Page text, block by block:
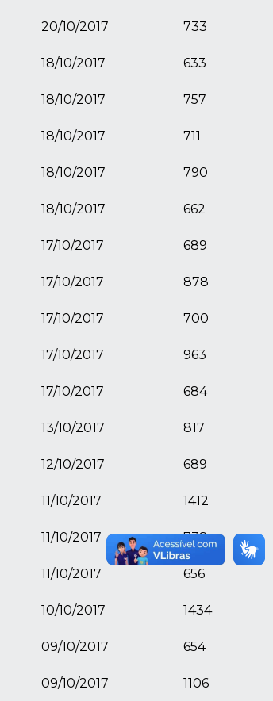
20/10/2017 733
18/10/2017 633
18/10/2017 757
18/10/2017 711
18/10/2017 790
18/10/2017 662
17/10/2017 689
17/10/2017 878
17/10/2017 700
17/10/2017 963
17/10/2017 684
13/10/2017 817
12/10/2017 689
11/10/2017 1412
11/10/2017 738
11/10/2017 656
10/10/2017 1434
09/10/2017 654
09/10/2017 1106